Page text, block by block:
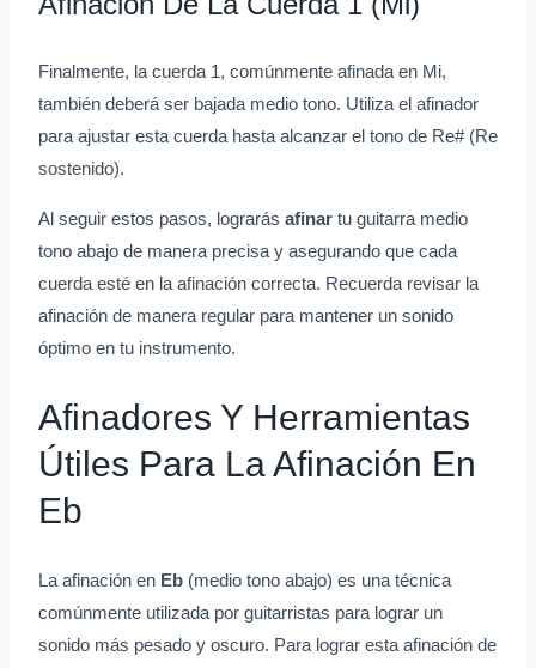
Finalmente, la cuerda 1, comúnmente afinada en Mi,
también deberá ser bajada medio tono. Utiliza el afinador
para ajustar esta cuerda hasta alcanzar el tono de Re# (Re
sostenido).
Al seguir estos pasos, lograrás afinar tu guitarra medio
tono abajo de manera precisa y asegurando que cada
cuerda esté en la afinación correcta. Recuerda revisar la
afinación de manera regular para mantener un sonido
óptimo en tu instrumento.
Afinadores Y Herramientas
Útiles Para La Afinación En
Eb
La afinación en Eb (medio tono abajo) es una técnica
comúnmente utilizada por guitarristas para lograr un
sonido más pesado y oscuro. Para lograr esta afinación de